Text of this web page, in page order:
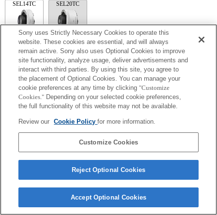
SEL14TC SEL20TC
SEL14TC
相机可能会在设置连续 AF 后对焦不准。
Exif 鏡頭名的焦距和最大光圈會以放大倍數值列出。然而，如光圈值乘以放
大倍數為 10 或更高時，便無法正確顯示。
Sony uses Strictly Necessary Cookies to operate this
website. These cookies are essential, and will always
remain active. Sony also uses Optional Cookies to improve
site functionality, analyze usage, deliver advertisements and
interact with third parties. By using this site, you agree to
the placement of Optional Cookies. You can manage your
cookie preferences at any time by clicking "Customize
Cookies." Depending on your selected cookie preferences,
the full functionality of this website may not be available.
Review our Cookie Policyfor more information.
Customize Cookies
Reject Optional Cookies
Accept Optional Cookies